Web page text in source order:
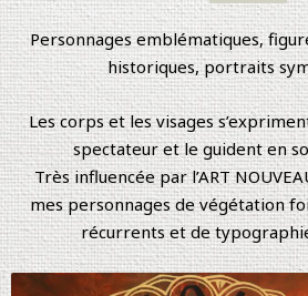
Personnages emblématiques,
historiques, portraits
Les corps et les visages
spectateur et le guident en
Très influencée par l’ART
mes personnages de végétation
récurrents et de